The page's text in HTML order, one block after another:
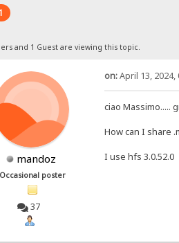
and 1 Guest are viewing this topic.
mandoz
Occasional poster
37
on:April 13, 2024,
ciao Massimo.....
How can I share
I use hfs 3.0.52.0